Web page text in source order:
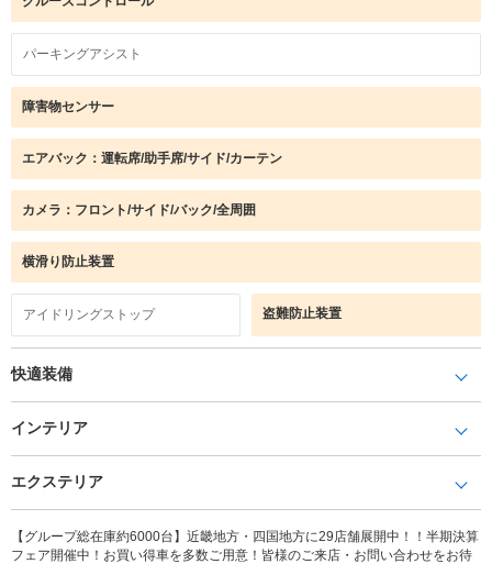
パーキングアシスト
障害物センサー
エアバック：運転席/助手席/サイド/カーテン
カメラ：フロント/サイド/バック/全周囲
横滑り防止装置
アイドリングストップ 盗難防止装置
快適装備
インテリア
エクステリア
【グループ総在庫約6000台】近畿地方・四国地方に29店舗展開中！！半期決算
フェア開催中！お買い得車を多数ご用意！皆様のご来店・お問い合わせをお待